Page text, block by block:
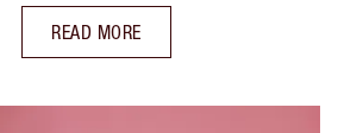
READ MORE